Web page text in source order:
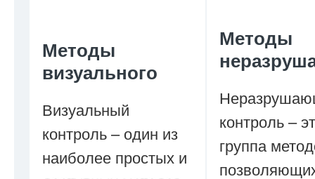
Методы
визуального
Визуальный
контроль – один из
наиболее простых и
Методы
контроль –
группа